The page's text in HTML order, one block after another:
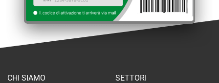
CHI SIAMO SETTORI